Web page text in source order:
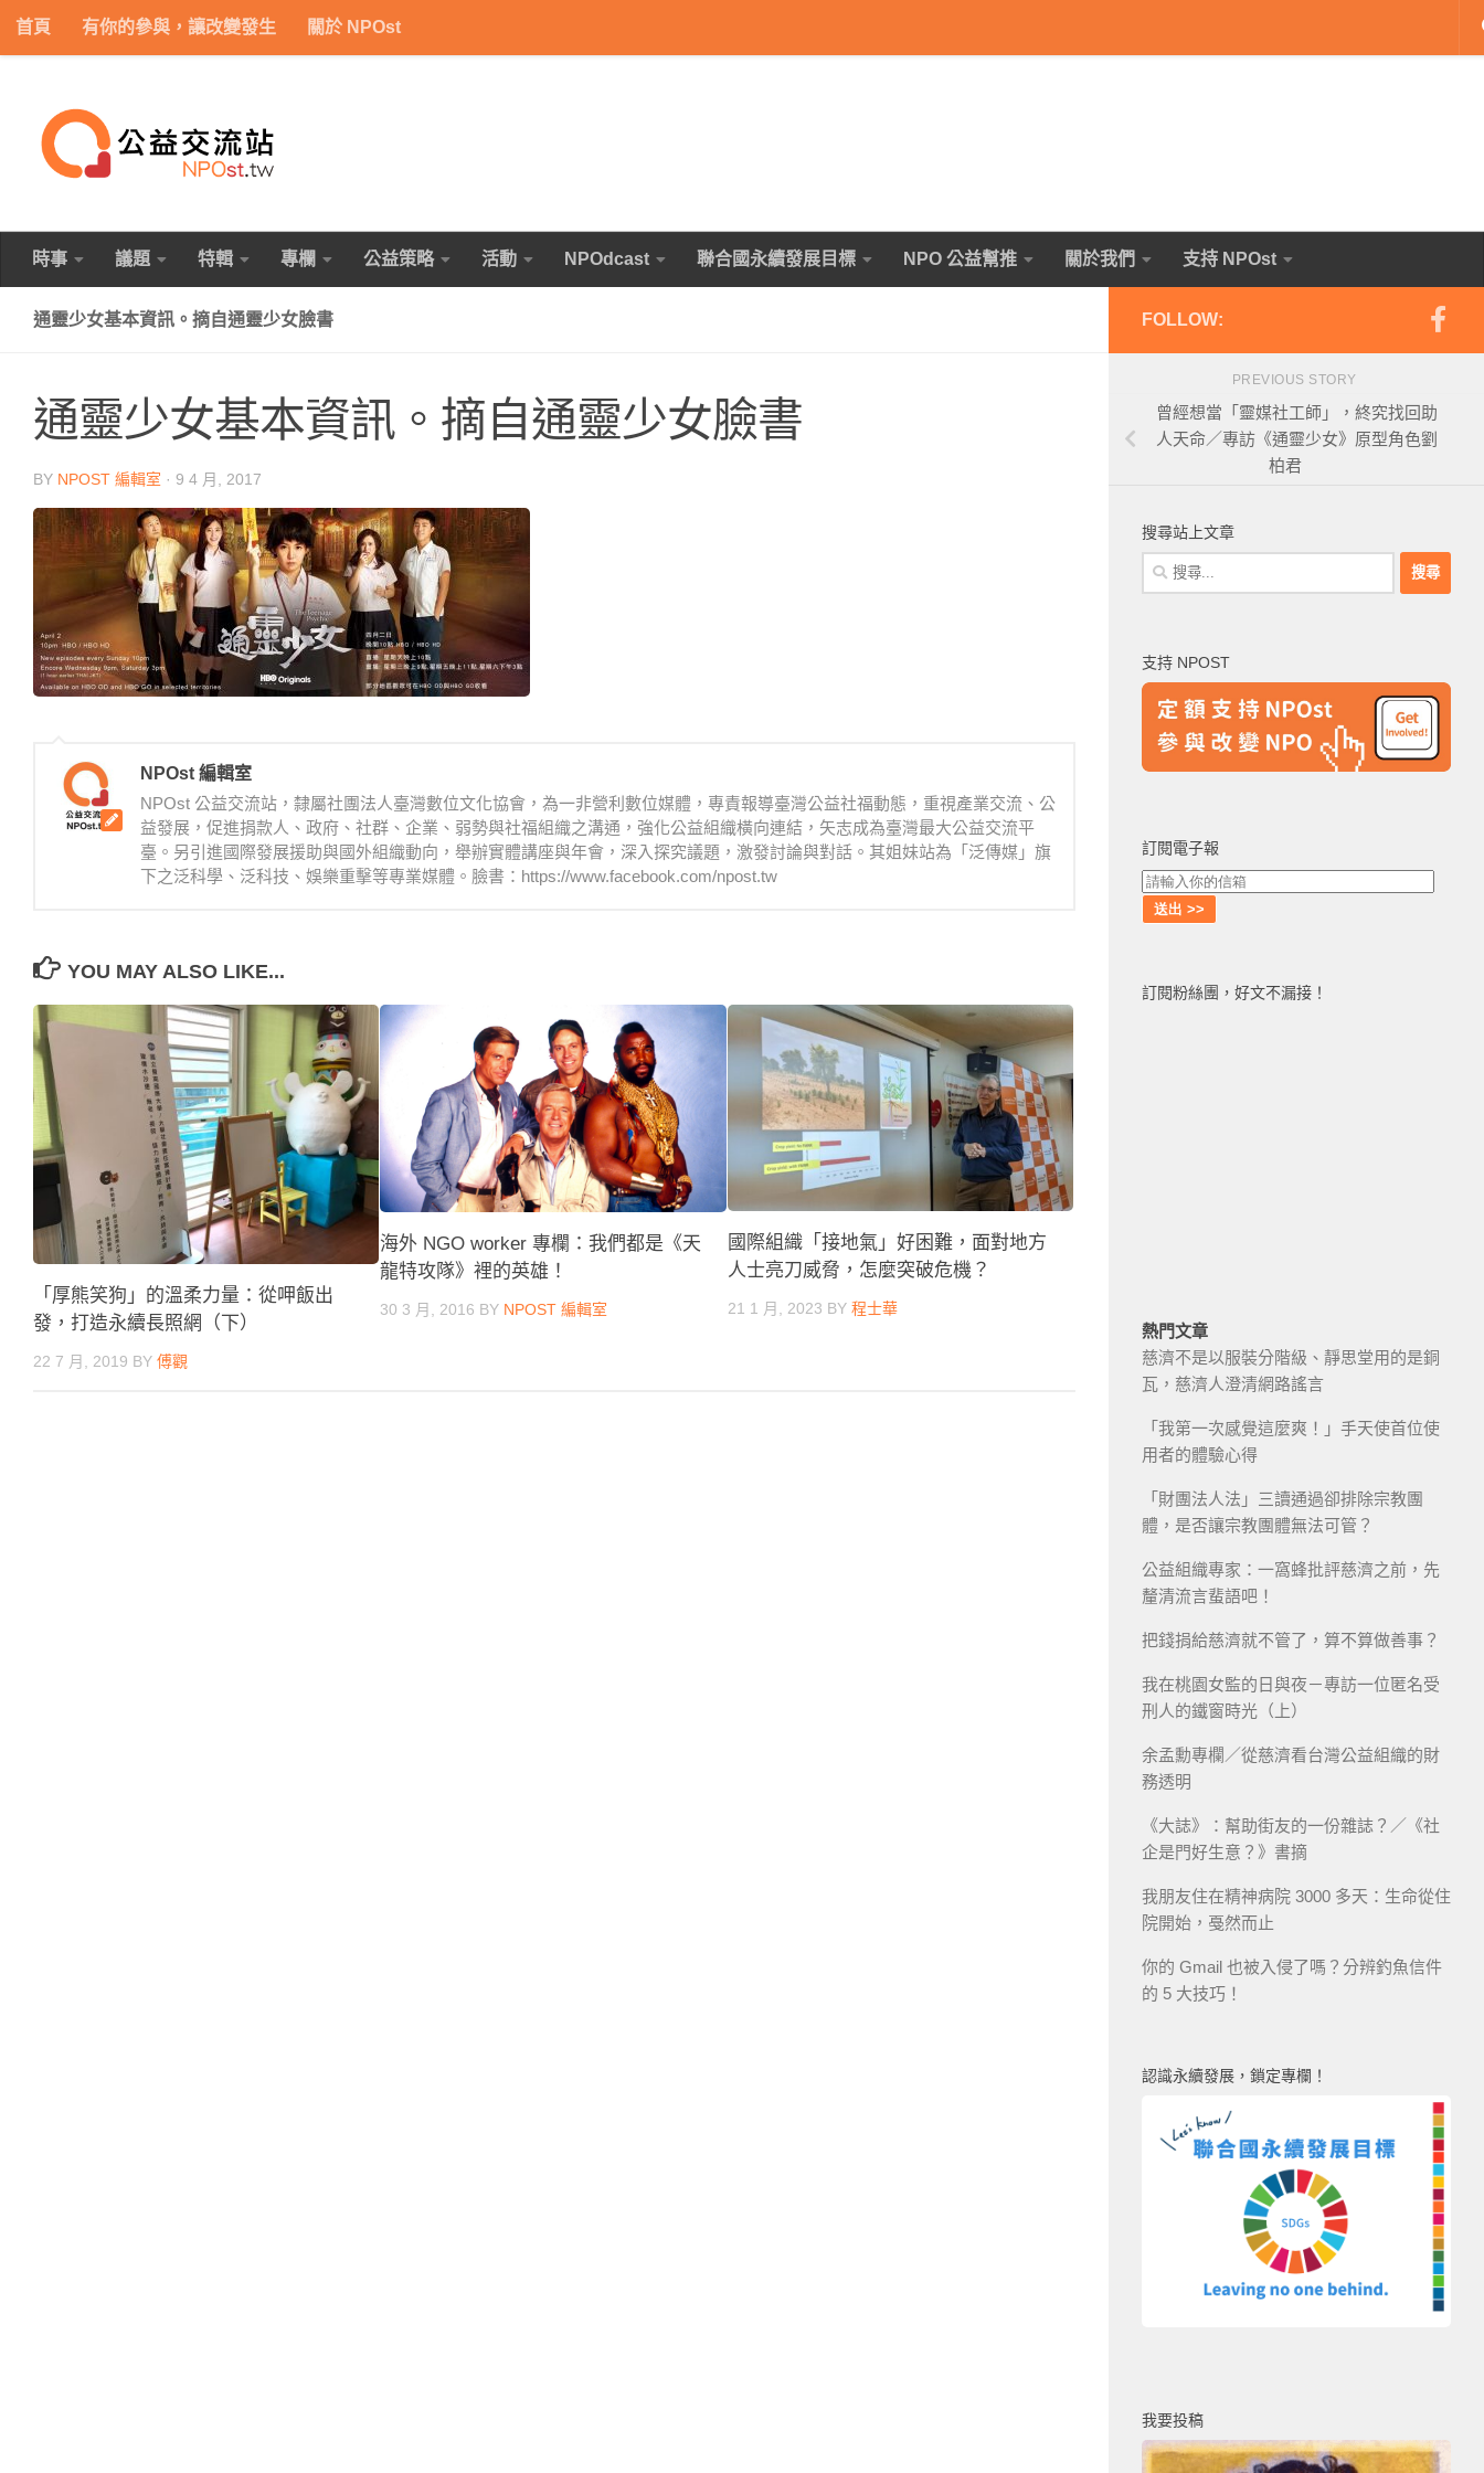
Skip to content
首頁 有你的參與，讓改變發生 關於 NPOst
時事 議題 特輯 專欄 公益策略 活動 NPOdcast 聯合國永續發展目標 NPO 公益幫推 關於我們 支持 NPOst
通靈少女基本資訊。摘自通靈少女臉書
通靈少女基本資訊。摘自通靈少女臉書
BY NPOST 編輯室 · 9 4 月, 2017
NPOst 編輯室
NPOst 公益交流站，隸屬社團法人臺灣數位文化協會，為一非營利數位媒體，專責報導臺灣公益社福動態，重視產業交流、公
益發展，促進捐款人、政府、社群、企業、弱勢與社福組織之溝通，強化公益組織橫向連結，矢志成為臺灣最大公益交流平
臺。另引進國際發展援助與國外組織動向，舉辦實體講座與年會，深入探究議題，激發討論與對話。其姐妹站為「泛傳媒」旗
下之泛科學、泛科技、娛樂重擊等專業媒體。臉書：https://www.facebook.com/npost.tw
YOU MAY ALSO LIKE...
「厚熊笑狗」的溫柔力量：從呷飯出
發，打造永續長照網（下）
22 7 月, 2019 BY 傅觀
海外 NGO worker 專欄：我們都是《天
龍特攻隊》裡的英雄！
30 3 月, 2016 BY NPOST 編輯室
國際組織「接地氣」好困難，面對地方
人士亮刀威脅，怎麼突破危機？
21 1 月, 2023 BY 程士華
FOLLOW:
PREVIOUS STORY
曾經想當「靈媒社工師」，終究找回助
人天命／專訪《通靈少女》原型角色劉
柏君
搜尋站上文章
搜
尋
字:
支持 NPOST
訂閱電子報
訂閱粉絲團，好文不漏接！
熱門文章
慈濟不是以服裝分階級、靜思堂用的是銅
瓦，慈濟人澄清網路謠言
「我第一次感覺這麼爽！」手天使首位使
用者的體驗心得
「財團法人法」三讀通過卻排除宗教團
體，是否讓宗教團體無法可管？
公益組織專家：一窩蜂批評慈濟之前，先
釐清流言蜚語吧！
把錢捐給慈濟就不管了，算不算做善事？
我在桃園女監的日與夜－專訪一位匿名受
刑人的鐵窗時光（上）
余孟勳專欄／從慈濟看台灣公益組織的財
務透明
《大誌》：幫助街友的一份雜誌？／《社
企是門好生意？》書摘
我朋友住在精神病院 3000 多天：生命從住
院開始，戞然而止
你的 Gmail 也被入侵了嗎？分辨釣魚信件
的 5 大技巧！
認識永續發展，鎖定專欄！
我要投稿